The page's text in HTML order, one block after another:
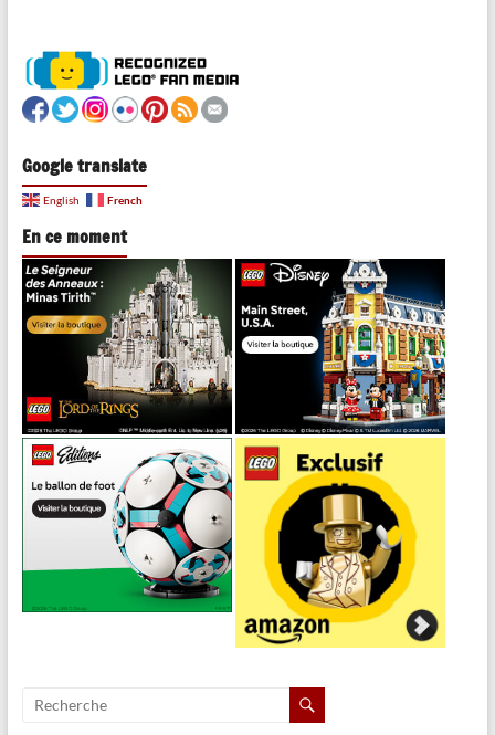
Google translate
English French
En ce moment